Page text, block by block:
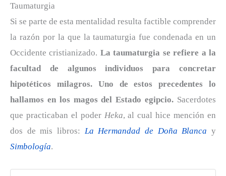
Taumaturgia
Si se parte de esta mentalidad resulta factible comprender
la razón por la que la taumaturgia fue condenada en un
Occidente cristianizado. La taumaturgia se refiere a la
facultad de algunos individuos para concretar
hipotéticos milagros.
Uno de estos precedentes lo
hallamos en los magos del Estado egipcio. Sacerdotes
que practicaban el poder Heka, al cual hice mención en
dos de mis libros: La Hermandad de Doña Blanca y
Simbología.